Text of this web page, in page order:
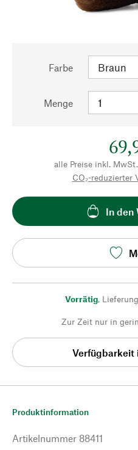
Farbe
Menge
alle Preise inkl.
CO₂-reduzierter
In den
Vorrätig,
Zur Zeit nur in
Verfügbarkeit
Produktinformation
Artikelnummer 88411